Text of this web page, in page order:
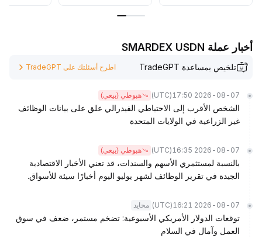
أخبار عملة SMARDEX USDN
تلخيص بمساعدة TradeGPT اطرح أسئلتك على TradeGPT
2026-08-07 17:50
(UTC) هبوطي (بيعي)
الشخص الأقرب إلى الاحتياطي الفيدرالي علق على بيانات الوظائف
غير الزراعية في الولايات المتحدة
2026-08-07 16:35
(UTC) هبوطي (بيعي)
بالنسبة لمستثمري الأسهم والسندات، قد تعني الأخبار الاقتصادية
الجيدة في تقرير الوظائف لشهر يوليو اليوم أخبارًا سيئة للأسواق.
2026-08-07 16:21
(UTC) محايد
توقعات الدولار الأمريكي الأسبوعية: تضخم مستمر، ضعف في سوق
العمل وآمال في السلام